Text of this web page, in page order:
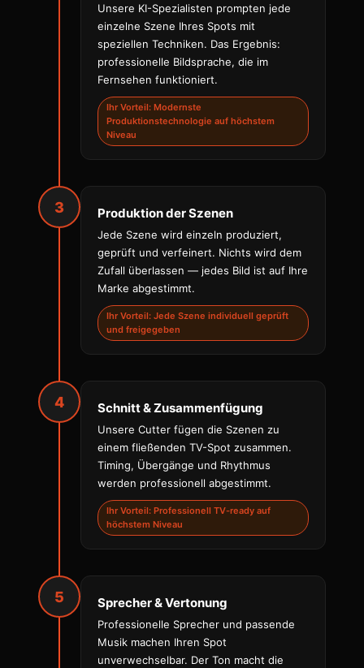
Unsere KI-Spezialisten prompten jede
einzelne Szene Ihres Spots mit
speziellen Techniken. Das Ergebnis:
professionelle Bildsprache, die im
Fernsehen funktioniert.
Ihr Vorteil: Modernste
Produktionstechnologie auf höchstem
Niveau
3 Produktion der Szenen
Jede Szene wird einzeln produziert,
geprüft und verfeinert. Nichts wird dem
Zufall überlassen — jedes Bild ist auf Ihre
Marke abgestimmt.
Ihr Vorteil: Jede Szene individuell geprüft
und freigegeben
4 Schnitt & Zusammenfügung
Unsere Cutter fügen die Szenen zu
einem fließenden TV-Spot zusammen.
Timing, Übergänge und Rhythmus
werden professionell abgestimmt.
Ihr Vorteil: Professionell TV-ready auf
höchstem Niveau
5 Sprecher & Vertonung
Professionelle Sprecher und passende
Musik machen Ihren Spot
unverwechselbar. Der Ton macht die